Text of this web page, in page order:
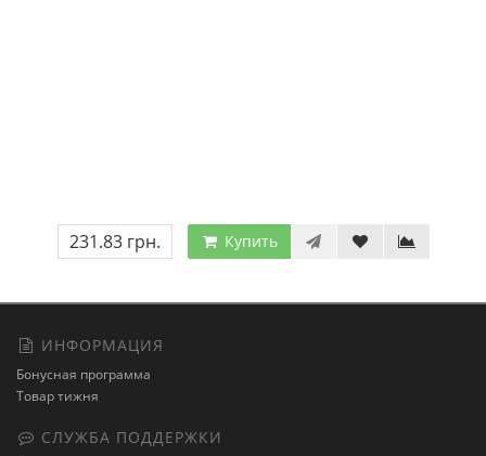
231.83 грн. Купить
ИНФОРМАЦИЯ
Бонусная программа
Товар тижня
СЛУЖБА ПОДДЕРЖКИ